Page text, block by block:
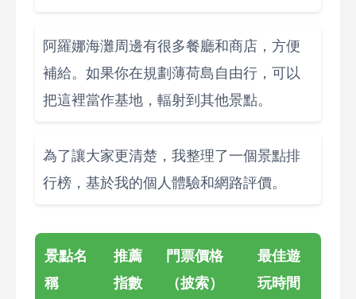
阿羅娜海灘周邊有很多餐廳和商店，方便
補給。如果你在規劃薄荷島自由行，可以
把這裡當作基地，輻射到其他景點。
為了讓大家更清楚，我整理了一個景點排
行榜，基於我的個人體驗和網路評價。
景點名
稱
推薦
指數
門票價格
（披索）
最佳遊
玩時間